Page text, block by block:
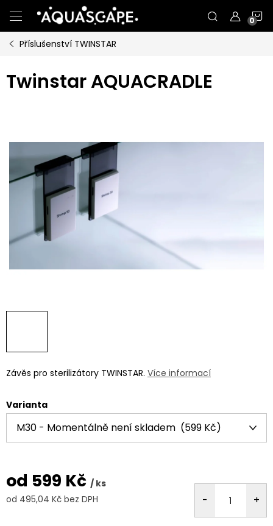
na
obsah
Příslušenství TWINSTAR
Twinstar AQUACRADLE
Závěs pro sterilizátory TWINSTAR. Více informací
Varianta
od 599 Kč / ks
od 495,04 Kč bez DPH